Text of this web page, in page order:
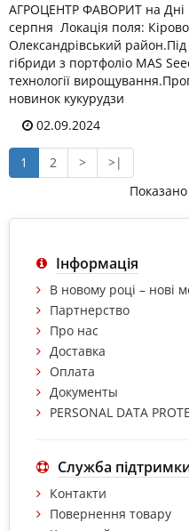
АГРОЦЕНТР ФАВОРИТ на Дні
серпня Локація поля:
Олександрівський район.Під
гібриди з портфоліо MAS
технології
новинок кукурудзи
02.09.2024
1 2 >
>|
Інформація
В новому році – нові
Партнерство
Про нас
Доставка
Оплата
Документы
PERSONAL DATA
Служба
Контакти
Повернення товару